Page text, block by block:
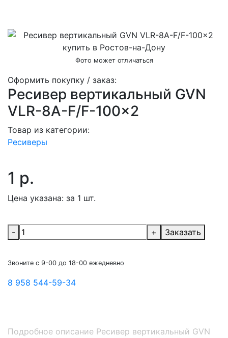
Фото может отличаться
Оформить покупку / заказ:
Ресивер вертикальный GVN
VLR-8A-F/F-100x2
Товар из категории:
Ресиверы
1 р.
Цена указана: за 1 шт.
- + Заказать
Звоните с 9-00 до 18-00 ежедневно
8 958 544-59-34
Подробное описание Ресивер вертикальный GVN